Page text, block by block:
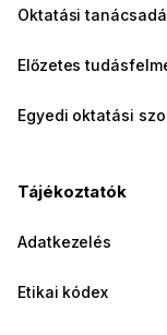
Oktatási
Előzetes
Egyedi oktatási
Tájékoztatók
Adatkezelés
Etikai kódex